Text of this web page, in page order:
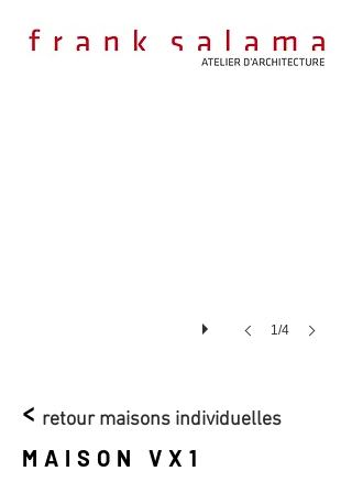
1/4
< retour maisons individuelles
MAISON VX1